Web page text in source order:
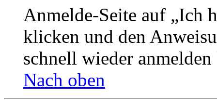
Anmelde-Seite auf „Ich
klicken und den
schnell wieder
Nach oben